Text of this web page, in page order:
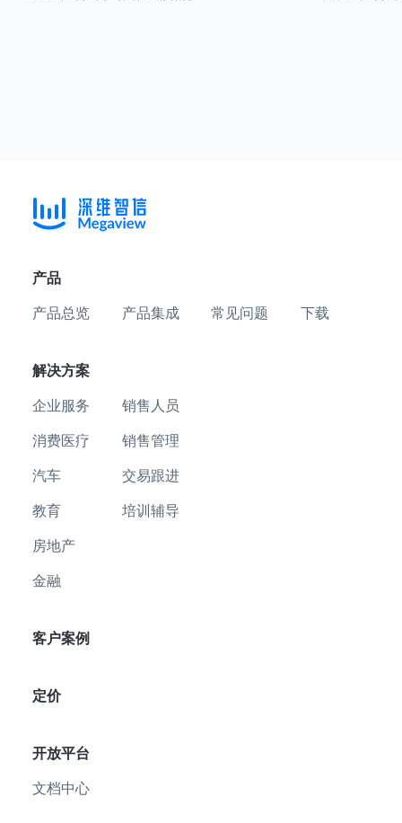
产品
产品总览 产品集成 常见问题 下载
解决方案
企业服务
消费医疗
汽车
教育
房地产
金融
销售人员
销售管理
交易跟进
培训辅导
客户案例
定价
开放平台
文档中心